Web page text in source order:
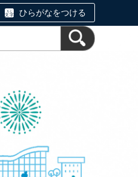
ひらがなをつける